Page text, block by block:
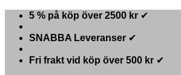
Skip
content
5 % på köp över 2500 kr ✔
SNABBA Leveranser ✔
Fri frakt vid köp över 500 kr ✔